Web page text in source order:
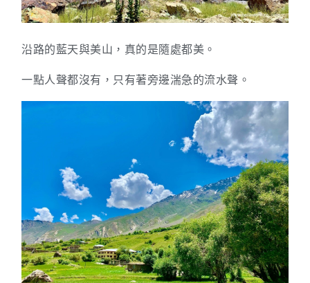
沿路的藍天與美山，真的是隨處都美。
一點人聲都沒有，只有著旁邊湍急的流水聲。